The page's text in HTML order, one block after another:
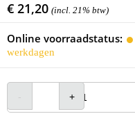
€ 21,20 (incl. 21% btw)
Online voorraadstatus:
werkdagen